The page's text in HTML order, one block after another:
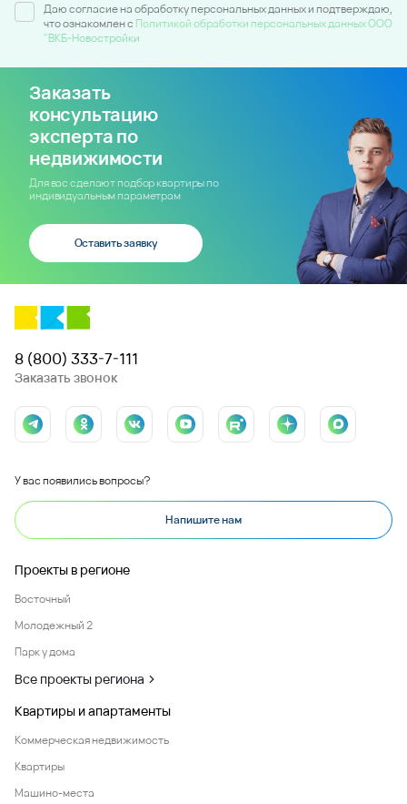
Даю согласие на обработку персональных данных и подтверждаю,
что ознакомлен c Политикой обработки персональных данных ООО
"ВКБ-Новостройки
Заказать
консультацию
эксперта по
недвижимости
Для вас сделают подбор квартиры по
индивидуальным параметрам
Оставить заявку
8 (800) 333-7-111
Заказать звонок
У вас появились вопросы?
Напишите нам
Проекты в регионе
Восточный
Молодежный 2
Парк у дома
Все проекты региона
Квартиры и апартаменты
Коммерческая недвижимость
Квартиры
Машино-места